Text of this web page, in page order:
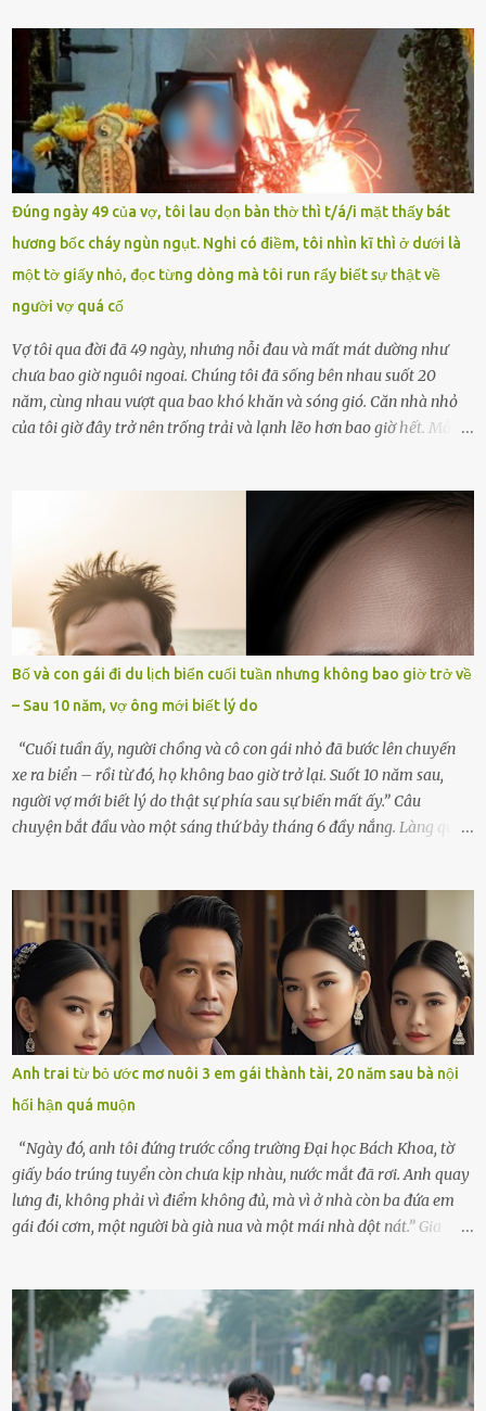
chưa phù hợp, gây xôn xao, bức xúc trong dư luận. Ngay sau đó,
Trường THPT Chuyên Nguyễn Tất Thành báo cáo xác nhận tài
khoản Chu Vinh là của học sinh Chu Ngọc Quang Vinh, lớp 12 Anh
của nhà trường. Nam sinh này từng giành ngôi vô địch, mang về
vòng nguyệt quế cuộc thi tháng 1, quý I, Đường lên đỉnh Olympia
năm thứ 24. Quá trình giáo dục, học sinh Chu Ngọc Quang Vinh đã
nhận thức được nội dung bài viết của bản thân trên mạng xã hội
ngày 1.9 là chưa phù hợp nên đã chủ động gỡ bài viết và đăng bài
xin lỗi trên trang Facebook cá nhân. Chu Ngọc Quang Vinh làm việc
với cơ quan chức năng. Ảnh: Đơn vị cung...
Đúng ngày 49 của vợ, tôi lau dọn bàn thờ thì t/á/i mặt thấy bát
hương bốc cháy ngùn ngụt. Nghi có điềm, tôi nhìn kĩ thì ở dưới là
một tờ giấy nhỏ, đọc từng dòng mà tôi run rẩy biết sự thật về
người vợ quá cố
Vợ tôi qua đời đã 49 ngày, nhưng nỗi đau và mất mát dường như
chưa bao giờ nguôi ngoai. Chúng tôi đã sống bên nhau suốt 20
năm, cùng nhau vượt qua bao khó khăn và sóng gió. Căn nhà nhỏ
của tôi giờ đây trở nên trống trải và lạnh lẽo hơn bao giờ hết. Mỗi
rơi vào khoảng trống vô tận, chẳng còn muốn làm gì ngoài việc
ngồi lặng lẽ nhớ về cô ấy. Nhưng cuộc sống không cho phép tôi mãi
chìm đắm trong đau khổ. Họ hàng, bạn bè và những người thân
thiết đã đến bên, giúp tôi tổ chức tang lễ chu toàn. Và hôm nay là
ngày giỗ đầu tiên của vợ, 49 ngày sau khi cô ấy rời xa tôi mãi
mãi.Buổi sáng hôm đó, sau khi cúng cơm xong, tôi quyết định lên
sắp xếp lại bàn thờ vợ. Mọi thứ vẫn như mọi ngày, nhưng có điều gì
đó kỳ lạ mà tôi không thể giải thích được. Trong khoảnh khắc tôi
cúi xuống lau chùi bát hương, một luồng gió lạ thoáng qua, khiến
tôi giật mình. Và rồi, một chuyện kinh...
Bố và con gái đi du lịch biển cuối tuần nhưng không bao giờ trở về
– Sau 10 năm, vợ ông mới biết lý do
“Cuối tuần ấy, người chồng và cô con gái nhỏ đã bước lên chuyến
xe ra biển – rồi từ đó, họ không bao giờ trở lại. Suốt 10 năm sau,
người vợ mới biết lý do thật sự phía sau sự biến mất ấy.” Câu
chuyện bắt đầu vào một sáng thứ bảy tháng 6 đầy nắng. Làng quê
không kém. Ông Minh, vốn là một người đàn ông điềm đạm, ít nói,
hôm ấy lại đặc biệt vui vẻ. Ông chuẩn bị hành lý cho chuyến đi biển
cùng cô con gái 8 tuổi tên Thảo. “Em ở nhà nghỉ ngơi nhé, anh đưa
con đi biển hai ngày, để nó được ngắm sóng, nghịch cát. Về chắc nó
sẽ kể cho em nghe cả tuần không hết chuyện.” – Ông Minh cười
hiền, vuốt tóc vợ. Bà Hạnh nhìn chồng và con gái ríu rít chuẩn bị mà
lòng cũng rộn ràng. Bà vốn ít có dịp đi xa vì còn bận buôn bán ở chợ,
nên lần này cũng đành ở nhà. Thảo ôm chầm lấy mẹ trước khi đi:
“Con sẽ nhặt thật nhiều vỏ sò cho mẹ nhé!” Chiếc xe khách lăn
bánh rời khỏi bến...
Anh trai từ bỏ ước mơ nuôi 3 em gái thành tài, 20 năm sau bà nội
hối hận quá muộn
“Ngày đó, anh tôi đứng trước cổng trường Đại học Bách Khoa, tờ
giấy báo trúng tuyển còn chưa kịp nhàu, nước mắt đã rơi. Anh quay
lưng đi, không phải vì điểm không đủ, mà vì ở nhà còn ba đứa em
gái đói cơm, một người bà già nua và một mái nhà dột nát.” Gia
có tin tức. Mọi gánh nặng đổ dồn lên đôi vai gầy guộc của bà nội –
cụ Nguyễn Thị Đào – và cậu con trai cả là Trí, lúc đó mới chỉ 17 tuổi.
Trí là học sinh giỏi toàn huyện, học lớp 12 nhưng đã biết làm ruộng,
làm thuê, biết đi cày thuê từ 4h sáng rồi lại tất tả về đi học. Người